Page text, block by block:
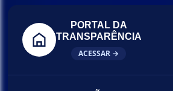
PORTAL DA
TRANSPARÊNCIA
ACESSAR →